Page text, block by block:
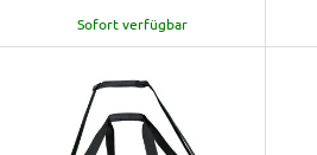
Sofort verfügbar